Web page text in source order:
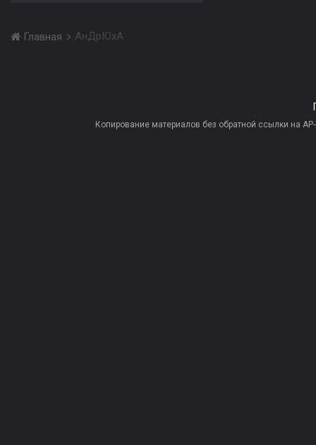
Главная АнДрЮхА
Копирование материалов без обратной ссылки на